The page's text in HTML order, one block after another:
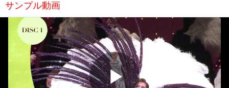
サンプル動画